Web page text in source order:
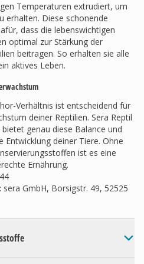
Temperaturen extrudiert, um
erhalten. Diese schonende
dass die lebenswichtigen
optimal zur Stärkung der
beitragen. So erhalten sie alle
aktives Leben.
Verhältnis ist entscheidend für
deiner Reptilien. Sera Reptil
genau diese Balance und
deiner Tiere. Ohne
ist es eine
Ernährung.
: sera GmbH, Borsigstr. 49, 52525